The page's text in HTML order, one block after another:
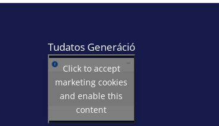
Tudatos Generáció
Click to accept
marketing cookies
and enable this
content